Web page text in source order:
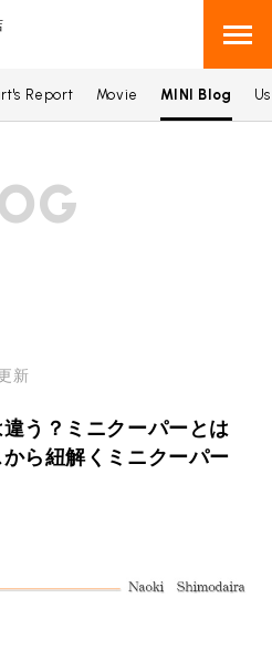
庫検索
ニ 在庫検索
い理由
客様の声
ンス
＆メディア
ニナレッジ
Report Movie MINI Blog
新
う？ミニクーパーとは
ら紐解くミニクーパー